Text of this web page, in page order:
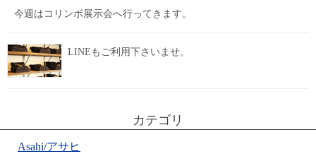
今週はコリンボ展示会へ行ってきます。
LINEもご利用下さいませ。
カテゴリ
Asahi/アサヒ